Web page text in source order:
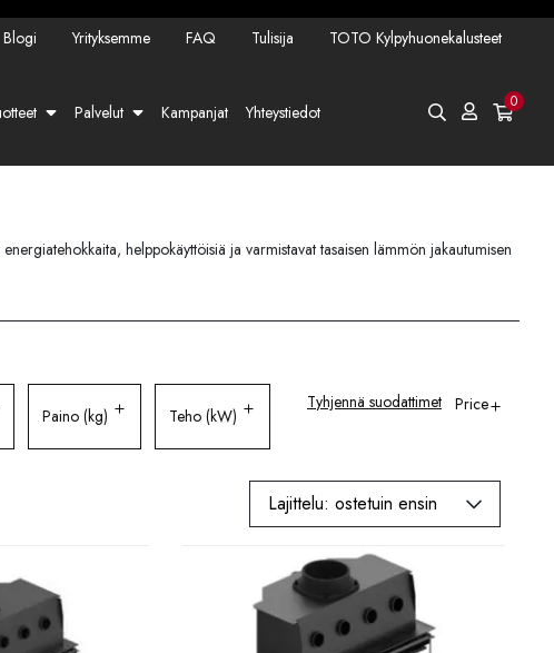
Blogi Yrityksemme FAQ Tulisija TOTO Kylpyhuonekalusteet
Palvelut Kampanjat Yhteystiedot 0
helppokäyttöisiä ja varmistavat tasaisen lämmön jakautumisen
Paino (kg) Teho (kW)
Tyhjennä suodattimet Price